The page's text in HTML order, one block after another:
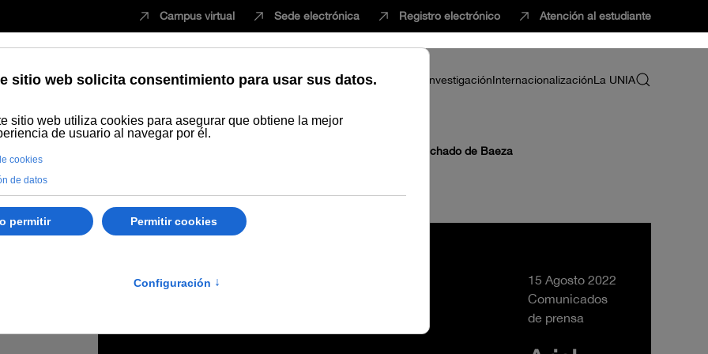
Campus virtual Sede electrónica Registro electrónico Atención al estudiante
EstudiarInnovaciónVida universitariaProfesorado InvestigaciónInternacionalizaciónLa UNIA
cubana’ la programación de Cultura Abierta en la UNIA de la Sede Antonio Machado de Baeza
15 Agosto 2022
Comunicados
de prensa